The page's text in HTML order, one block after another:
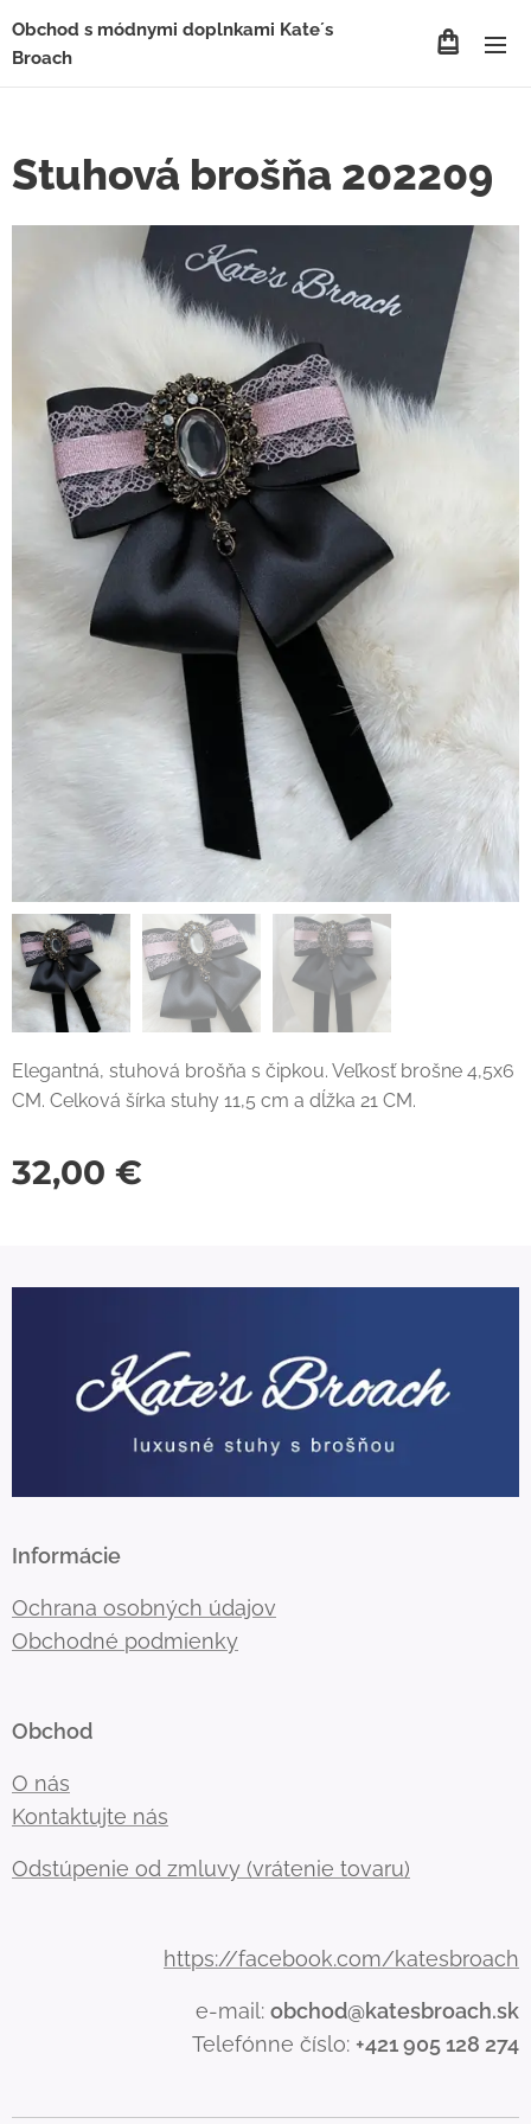
Obchod s módnymi doplnkami Kate´s
Broach
Stuhová brošňa 202209
Elegantná, stuhová brošňa s čipkou. Veľkosť brošne 4,5x6
CM. Celková šírka stuhy 11,5 cm a dĺžka 21 CM.
32,00 €
Informácie
Ochrana osobných údajov
Obchodné podmienky
Obchod
O nás
Kontaktujte nás
Odstúpenie od zmluvy (vrátenie tovaru)
https://facebook.com/katesbroach
e-mail: obchod@katesbroach.sk
Telefónne číslo: +421 905 128 274